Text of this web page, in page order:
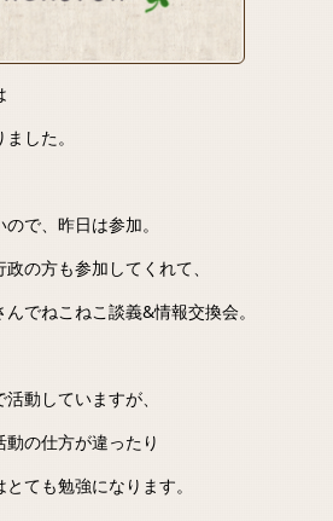
した。
で、昨日は参加。
の方も参加してくれて、
でねこねこ談義&情報交換会。
動していますが、
の仕方が違ったり
ても勉強になります。